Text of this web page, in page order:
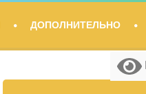
ДОПОЛНИТЕЛЬНО